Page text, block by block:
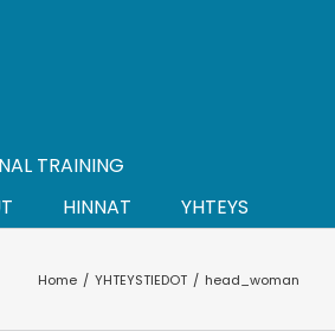
TRAINING
HINNAT YHTEYS
Home YHTEYSTIEDOT head_woman